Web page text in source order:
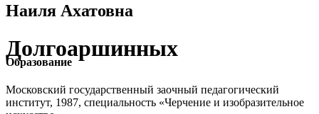
Наиля Ахатовна
Долгоаршинных
Образование
Московский государственный заочный педагогический
институт, 1987, специальность «Черчение и изобразительное